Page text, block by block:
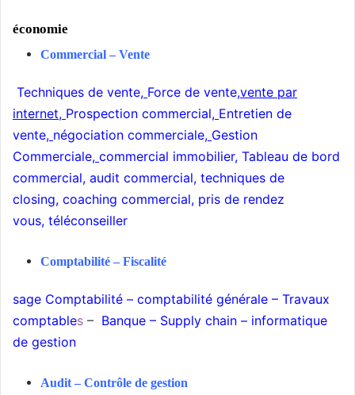
économie
Commercial – Vente
Techniques de vente, Force de vente,vente par
internet, Prospection commercial, Entretien de
vente, négociation commerciale, Gestion
Commerciale, commercial immobilier, Tableau de bord
commercial, audit commercial, techniques de
closing, coaching commercial, pris de rendez
vous, téléconseiller
Comptabilité – Fiscalité
sage Comptabilité – comptabilité générale – Travaux
comptables – Banque – Supply chain – informatique
de gestion
Audit – Contrôle de gestion